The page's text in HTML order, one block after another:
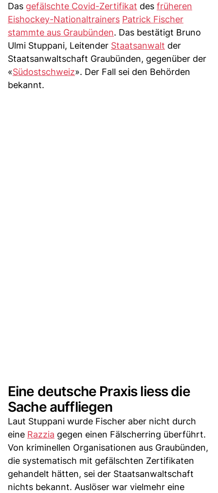
Das gefälschte Covid-Zertifikat des früheren
Eishockey-Nationaltrainers Patrick Fischer
stammte aus Graubünden. Das bestätigt Bruno
Ulmi Stuppani, Leitender Staatsanwalt der
Staatsanwaltschaft Graubünden, gegenüber der
«Südostschweiz». Der Fall sei den Behörden
bekannt.
Eine deutsche Praxis liess die
Sache auffliegen
Laut Stuppani wurde Fischer aber nicht durch
eine Razzia gegen einen Fälscherring überführt.
Von kriminellen Organisationen aus Graubünden,
die systematisch mit gefälschten Zertifikaten
gehandelt hätten, sei der Staatsanwaltschaft
nichts bekannt. Auslöser war vielmehr eine